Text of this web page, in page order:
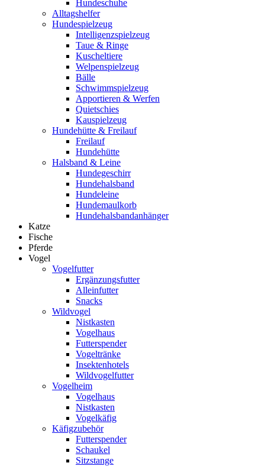
Hundeschuhe
Alltagshelfer
Hundespielzeug
Intelligenzspielzeug
Taue & Ringe
Kuscheltiere
Welpenspielzeug
Bälle
Schwimmspielzeug
Apportieren & Werfen
Quietschies
Kauspielzeug
Hundehütte & Freilauf
Freilauf
Hundehütte
Halsband & Leine
Hundegeschirr
Hundehalsband
Hundeleine
Hundemaulkorb
Hundehalsbandanhänger
Katze
Fische
Pferde
Vogel
Vogelfutter
Ergänzungsfutter
Alleinfutter
Snacks
Wildvogel
Nistkasten
Vogelhaus
Futterspender
Vogeltränke
Insektenhotels
Wildvogelfutter
Vogelheim
Vogelhaus
Nistkasten
Vogelkäfig
Käfigzubehör
Futterspender
Schaukel
Sitzstange